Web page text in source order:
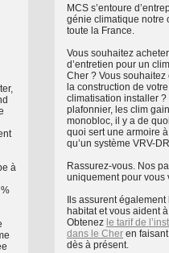
à
MCS s’entoure
génie climatique notre
toute la France.
Vous souhaitez
d’entretien pour un
Cher ? Vous
la construction de
climatisation installer
plafonnier, les clim
monobloc, il y a de
quoi sert une armoire
qu’un système VRV-
Rassurez-vous. Nos
uniquement pour vous
Ils assurent également
habitat et vous aident
Obtenez le tarif de
dans le Cher en
dès à présent.